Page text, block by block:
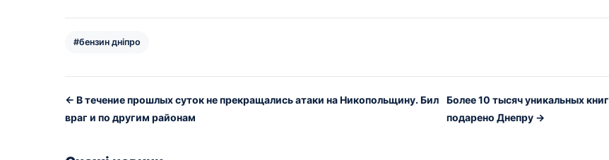
#бензин дніпро
← В течение прошлых суток не прекращались атаки на Никопольщину. Бил
враг и по другим районам
Более 10 тысяч уникальных книг
подарено Днепру →